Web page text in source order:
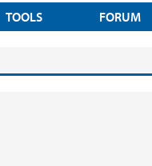
TOOLS FORUM